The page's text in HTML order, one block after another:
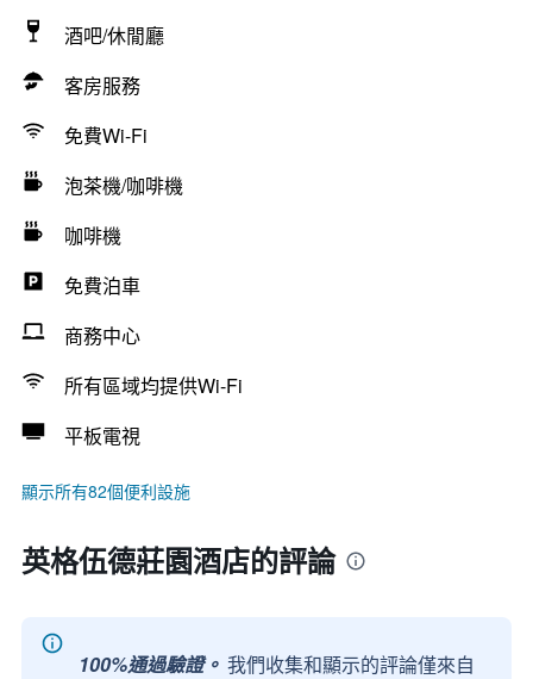
酒吧/休閒廳
客房服務
免費Wi-Fi
泡茶機/咖啡機
咖啡機
免費泊車
商務中心
所有區域均提供Wi-Fi
平板電視
顯示所有82個便利設施
英格伍德莊園酒店的評論
100%通過驗證。 我們收集和顯示的評論僅來自